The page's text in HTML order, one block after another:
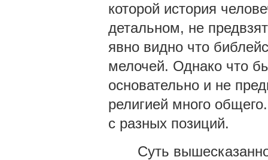
которой история
детальном, не
явно видно что
мелочей. Однако что
основательно и не
религией много
с разных позиций.
Суть